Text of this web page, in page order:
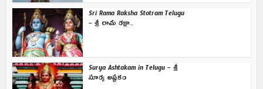
Sri Rama Raksha Stotram Telugu
– శ్రీ రామ రక్షా...
Surya Ashtakam in Telugu – శ్రీ
సూర్య అష్టకం